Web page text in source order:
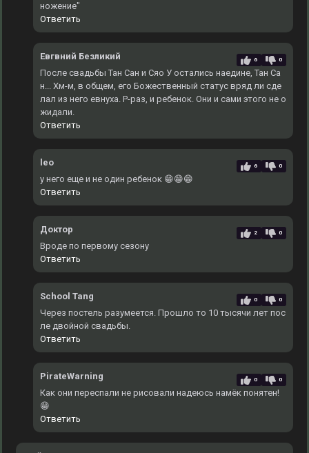
ножение"
Ответить
Евгвний Безликий 6 0
После свадьбы Тан Сан и Сяо У остались наедине, Тан Са
н... Хм-м, в общем, его Божественный статус вряд ли сде
лал из него евнуха. Р-раз, и ребенок. Они и сами этого не о
жидали.
Ответить
leo 6 0
у него еще и не один ребенок 😁😁😁
Ответить
Доктор 2 0
Вроде по первому сезону
Ответить
School Tang 0 0
Через постель разумеется. Прошло то 10 тысячи лет пос
ле двойной свадьбы.
Ответить
PirateWarning 0 0
Как они переспали не рисовали надеюсь намёк понятен!
😁
Ответить